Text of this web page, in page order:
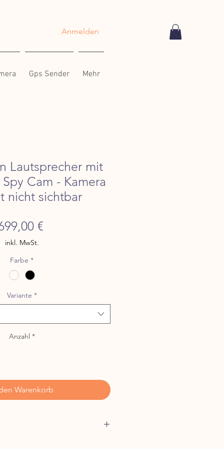
Anmelden
Gps Sender Mehr
Lautsprecher mit
Cam - Kamera
nicht sichtbar
€Preis
inkl. MwSt.
Farbe *
Variante *
Anzahl *
Warenkorb